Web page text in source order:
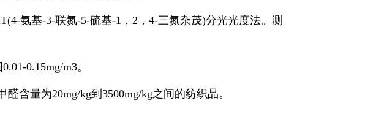
氨基-3-联氮-5-硫基-1，2，4-三氮杂茂)分光光度法。测
0.15mg/m3。
量为20mg/kg到3500mg/kg之间的纺织品。